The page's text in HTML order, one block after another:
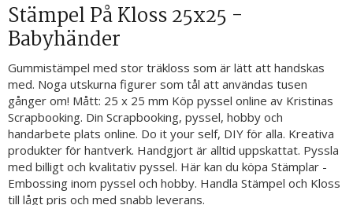
Stämpel På Kloss 25x25 -
Babyhänder
Gummistämpel med stor träkloss som är lätt att handskas
med. Noga utskurna figurer som tål att användas tusen
gånger om! Mått: 25 x 25 mm Köp pyssel online av Kristinas
Scrapbooking. Din Scrapbooking, pyssel, hobby och
handarbete plats online. Do it your self, DIY för alla. Kreativa
produkter för hantverk. Handgjort är alltid uppskattat. Pyssla
med billigt och kvalitativ pyssel. Här kan du köpa Stämplar -
Embossing inom pyssel och hobby. Handla Stämpel och Kloss
till lågt pris och med snabb leverans.